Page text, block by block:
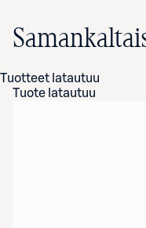
Tuotteet latautuu
Tuote latautuu